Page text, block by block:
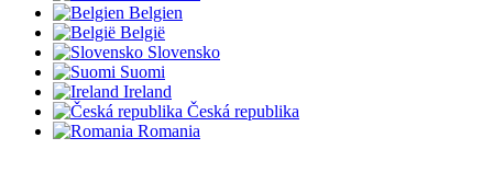
Belgien
België
Slovensko
Suomi
Ireland
Česká republika
Romania